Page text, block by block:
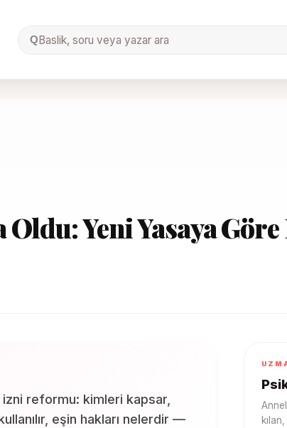
QBaslik, soru veya yazar ara
Yeni Yasaya
reformu: kimleri kapsar,
eşin hakları nelerdir —